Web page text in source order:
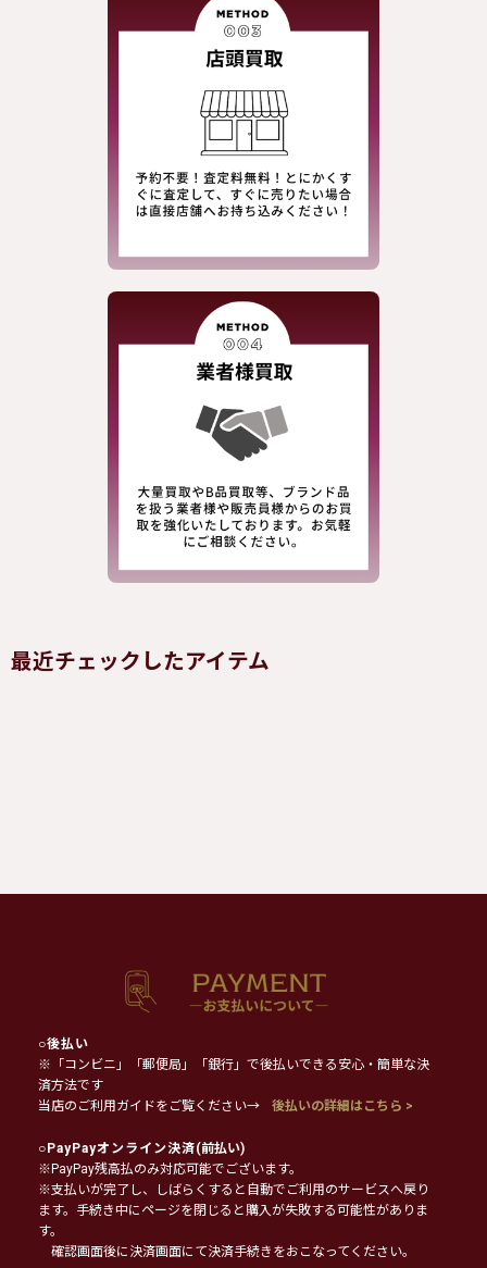
最近チェックしたアイテム
○後払い
※「コンビニ」「郵便局」「銀行」で後払いできる安心・簡単な決
済方法です
当店のご利用ガイドをご覧ください→
後払いの詳細はこちら >
○PayPayオンライン決済(前払い)
※PayPay残高払のみ対応可能でございます。
※支払いが完了し、しばらくすると自動でご利用のサービスへ戻り
ます。手続き中にページを閉じると購入が失敗する可能性がありま
す。
確認画面後に決済画面にて決済手続きをおこなってください。